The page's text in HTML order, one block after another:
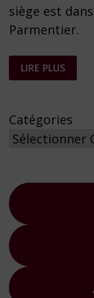
siège est
Parmentier.
ŒUVRE
DE
CARÊME
LIRE PLUS
Catégories